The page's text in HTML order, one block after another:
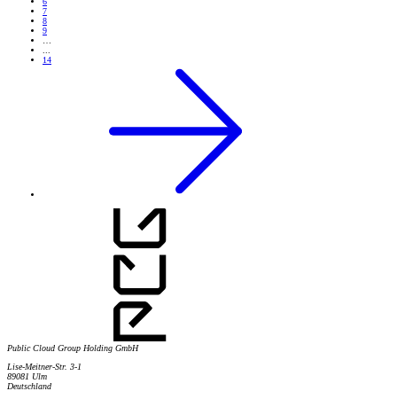
7
8
9
14
Public Cloud Group Holding GmbH
Lise-Meitner-Str. 3-1
89081 Ulm
Deutschland